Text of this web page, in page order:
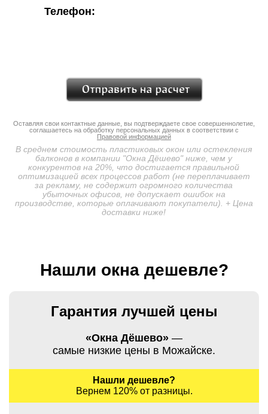
Телефон:
Оставляя свои контактные данные, вы подтверждаете свое совершеннолетие,
соглашаетесь на обработку персональных данных в соответствии с
Правовой информацией
В среднем стоимость пластиковых окон или остекления
балконов в компании "Окна Дёшево" ниже, чем у
конкурентов на 20%, что достигается правильной
оптимизацией всех процессов работ (не переплачивает
за рекламу, не содержит огромного количества
убыточных офисов, не допускает ошибок на
производстве, которые оплачивают покупатели). + Цена
доставки ниже!
Нашли окна дешевле?
Гарантия лучшей цены
«Окна Дёшево» —
самые низкие цены в Можайске.
Нашли дешевле?
Вернем 120% от разницы.